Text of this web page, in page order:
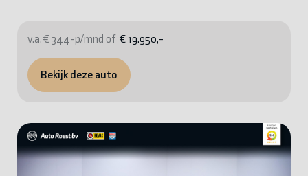
v.a. € 344-p/mnd of € 19.950,-
Bekijk deze auto